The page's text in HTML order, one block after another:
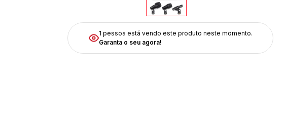
1 pessoa está vendo este produto neste momento.
Garanta o seu agora!